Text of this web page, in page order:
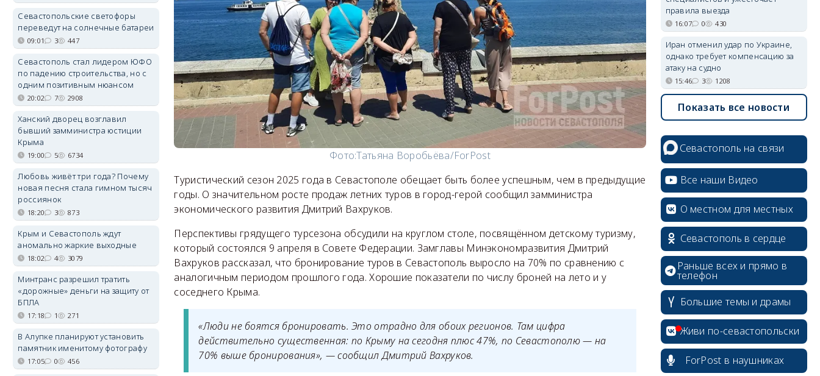
Фото:Татьяна Воробьёва/ForPost
Туристический сезон 2025 года в Севастополе обещает быть более успешным, чем в предыдущие
годы. О значительном росте продаж летних туров в город-герой сообщил замминистра
экономического развития Дмитрий Вахруков.
Перспективы грядущего турсезона обсудили на круглом столе, посвящённом детскому туризму,
который состоялся 9 апреля в Совете Федерации. Замглавы Минэкономразвития Дмитрий
Вахруков рассказал, что бронирование туров в Севастополь выросло на 70% по сравнению с
аналогичным периодом прошлого года. Хорошие показатели по числу броней на лето и у
соседнего Крыма.
«Люди не боятся бронировать. Это отрадно для обоих регионов. Там цифра
действительно существенная: по Крыму на сегодня плюс 47%, по Севастополю — на
70% выше бронирования», — сообщил Дмитрий Вахруков.
Севастопольские светофоры
переведут на солнечные батареи
09:01 3 447
Севастополь стал лидером ЮФО
по падению строительства, но с
одним позитивным нюансом
20:02 7 2908
Ханский дворец возглавил
бывший замминистра юстиции
Крыма
19:00 5 6734
Любовь живёт три года? Почему
новая песня стала гимном тысяч
россиянок
18:20 3 873
Крым и Севастополь ждут
аномально жаркие выходные
18:02 4 3079
Минтранс разрешил тратить
«дорожные» деньги на защиту от
БПЛА
17:18 1 271
В Алупке планируют установить
памятник именитому фотографу
17:05 0 456
правила выезда
16:07 0 430
Иран отменил удар по Украине,
однако требует компенсацию за
атаку на судно
15:46 3 1208
Показать все новости
Севастополь на связи
Все наши Видео
О местном для местных
Севастополь в сердце
Раньше всех и прямо в
телефон
Большие темы и драмы
Живи по-севастопольски
ForPost в наушниках
erid: 2SDnjcrDNw6